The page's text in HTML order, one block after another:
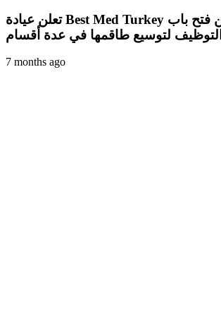
تعلن عيادة Best Med Turkey في إسطنبول عن فتح باب
التوظيف لتوسيع طاقمها في عدة أقسام
7 months ago